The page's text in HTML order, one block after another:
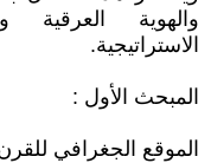
والهوية العرقية
الاستراتيجية.
المبحث الأول :
الموقع الجغرافي